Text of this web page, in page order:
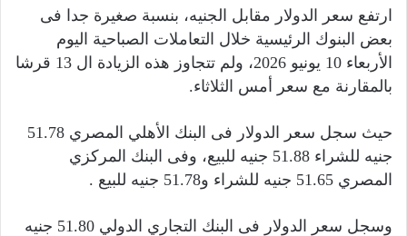
ي
ا
ارتفع سعر الدولار مقابل الجنيه، بنسبة صغيرة جدا فى
بعض البنوك الرئيسية خلال التعاملات الصباحية اليوم
الأربعاء 10 يونيو 2026، ولم تتجاوز هذه الزيادة ال 13 قرشا
بالمقارنة مع سعر أمس الثلاثاء.
حيث سجل سعر الدولار فى البنك الأهلي المصري 51.78
جنيه للشراء 51.88 جنيه للبيع، وفى البنك المركزي
المصري 51.65 جنيه للشراء و51.78 جنيه للبيع .
وسجل سعر الدولار فى البنك التجاري الدولي 51.80 جنيه